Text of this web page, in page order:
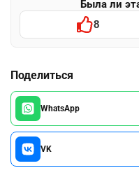
Была ли
8
Поделиться
WhatsApp
VK